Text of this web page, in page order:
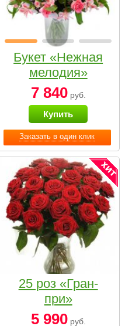
Заказать в один клик
Букет «Нежная
мелодия»
7 840руб.
Купить
25 роз «Гран-
при»
5 990руб.